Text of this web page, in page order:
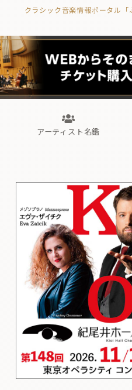
クラシック音楽情報ポータル「
ぶらあぼブラス！
フォル
アーティスト名鑑
ぶらあぼブラス！
フォル